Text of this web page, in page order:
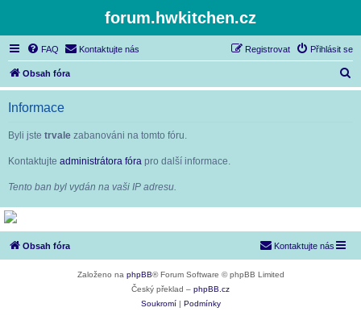
forum.hwkitchen.cz
FAQ Kontaktujte nás Přihlásit se
Registrovat
Obsah fóra
l
Informace
Byli jste trvale zabanováni na tomto fóru.
Kontaktujte administrátora fóra pro další informace.
Tento ban byl vydán na vaši IP adresu.
Obsah fóra Kontaktujte nás
Založeno na phpBB® Forum Software © phpBB Limited
Český překlad – phpBB.cz
Soukromí| Podmínky